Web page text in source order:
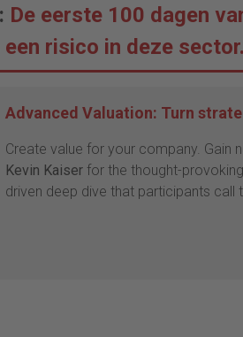
De eerste 100 dagen
risico in deze
Advanced Valuation: Turn
Create value for your company. Gain
Kevin Kaiser for the thought-provoking
driven deep dive that participants call